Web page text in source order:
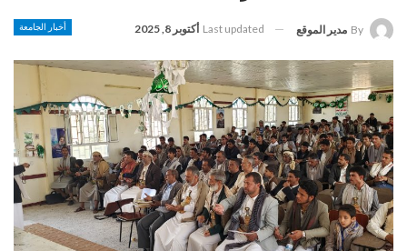
أخبار الجامعة By مدير الموقع Last updated أكتوبر 8, 2025